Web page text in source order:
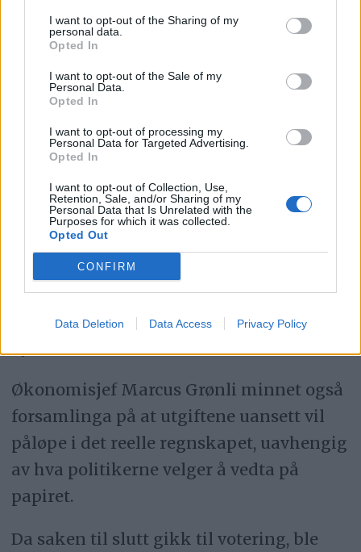
I want to opt-out of the Sharing of my
personal data.
Opted In
I want to opt-out of the Sale of my
Personal Data.
Opted In
I want to opt-out of processing my
Personal Data for Targeted Advertising.
Opted In
I want to opt-out of Collection, Use,
Retention, Sale, and/or Sharing of my
Personal Data that Is Unrelated with the
Purposes for which it was collected.
Opted Out
CONFIRM
Data Deletion Data Access Privacy Policy
kommunen, og alle framtidige
ansettelser måtte opp til politisk
vurdering i formannskapet.
Hitterdal.
– Jeg synes det er et utdatert og politisk
misvisende grep som til stadighet
dukker opp. Det er ingen realitet i å drive
med ansettelsesstopp, tordnet Hitterdal,
som mente at politikerne prøvde å
detaljstyre på et nivå der de ikke hører
Økonomisjef Marcus Grønli minnet også
forsamlinga på at utgiftene uansett vil
påløpe i det reelle regnskapet, uavhengig
av hva politikerne velger å vedta på
papiret.
Da saken til slutt gikk til votering, ble